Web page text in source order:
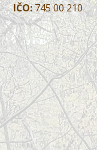
IČO:745 00 210